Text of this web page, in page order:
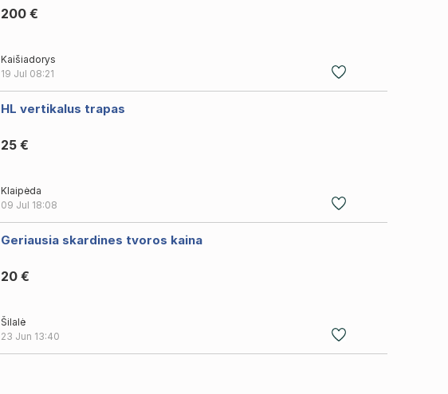
200 €
Kaišiadorys
19 Jul 08:21
HL vertikalus trapas
25 €
Klaipėda
09 Jul 18:08
Geriausia skardines tvoros kaina
20 €
Šilalė
23 Jun 13:40